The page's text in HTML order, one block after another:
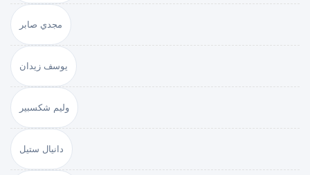
مجدي صابر
يوسف زيدان
وليم شكسبير
دانيال ستيل